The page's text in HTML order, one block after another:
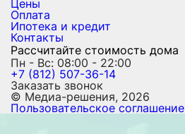
Цены
Оплата
Ипотека и кредит
Контакты
Рассчитайте стоимость дома
Пн - Вс: 08:00 - 22:00
+7 (812) 507-36-14
Заказать звонок
© Медиа-решения, 2026
Пользовательское соглашение